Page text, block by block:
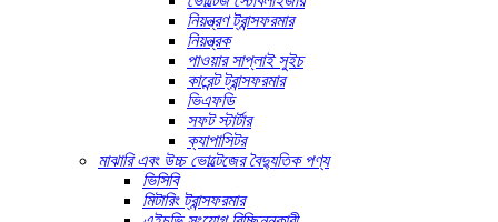
নিয়ন্ত্রণ ট্রান্সফরমার
নিয়ন্ত্রক
পাওয়ার সাপ্লাই সুইচ
কারেন্ট ট্রান্সফরমার
ভিএফডি
সফট স্টার্টার
ক্যাপাসিটর
মাঝারি এবং উচ্চ ভোল্টেজের বৈদ্যুতিক পণ্য
ভিসিবি
মিটারিং ট্রান্সফরমার